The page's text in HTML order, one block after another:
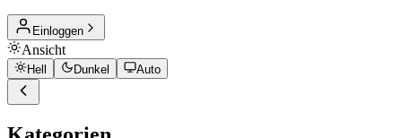
Einloggen
Ansicht
Hell Dunkel Auto